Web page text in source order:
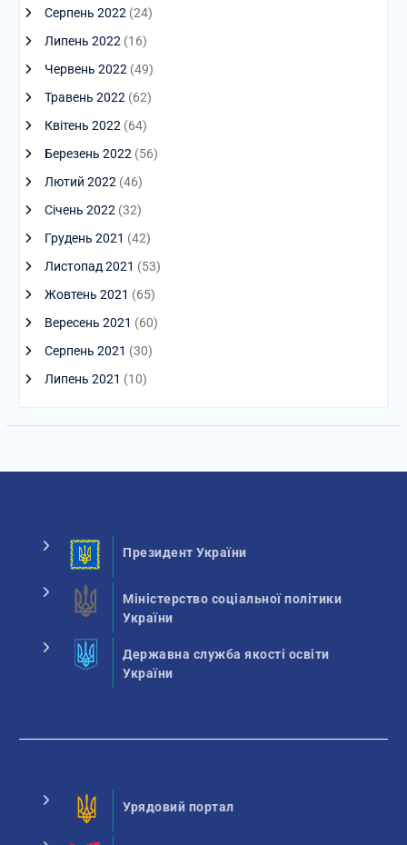
Серпень 2022 (24)
Липень 2022 (16)
Червень 2022 (49)
Травень 2022 (62)
Квітень 2022 (64)
Березень 2022 (56)
Лютий 2022 (46)
Січень 2022 (32)
Грудень 2021 (42)
Листопад 2021 (53)
Жовтень 2021 (65)
Вересень 2021 (60)
Серпень 2021 (30)
Липень 2021 (10)
Президент України
Міністерство соціальної політики
України
Державна служба якості освіти
України
Урядовий портал